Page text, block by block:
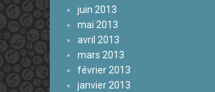
juin 2013
mai 2013
avril 2013
mars 2013
février 2013
janvier 2013